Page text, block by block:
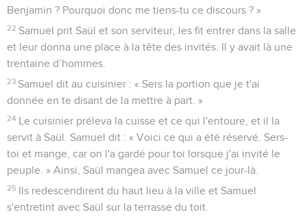
Benjamin ? Pourquoi donc me tiens-tu ce discours ? »
22 Samuel prit Saül et son serviteur, les fit entrer dans la salle
et leur donna une place à la tête des invités. Il y avait là une
trentaine d’hommes.
23 Samuel dit au cuisinier : « Sers la portion que je t'ai
donnée en te disant de la mettre à part. »
24 Le cuisinier préleva la cuisse et ce qui l'entoure, et il la
servit à Saül. Samuel dit : « Voici ce qui a été réservé. Sers-
toi et mange, car on l'a gardé pour toi lorsque j'ai invité le
peuple. » Ainsi, Saül mangea avec Samuel ce jour-là.
25 Ils redescendirent du haut lieu à la ville et Samuel
s'entretint avec Saül sur la terrasse du toit.